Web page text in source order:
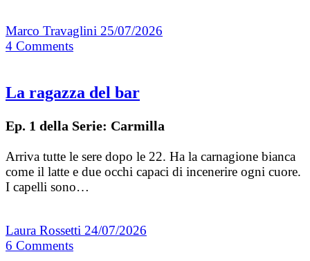
Marco Travaglini 25/07/2026
4 Comments
La ragazza del bar
Ep. 1 della Serie: Carmilla
Arriva tutte le sere dopo le 22. Ha la carnagione bianca
come il latte e due occhi capaci di incenerire ogni cuore.
I capelli sono…
Laura Rossetti 24/07/2026
6 Comments